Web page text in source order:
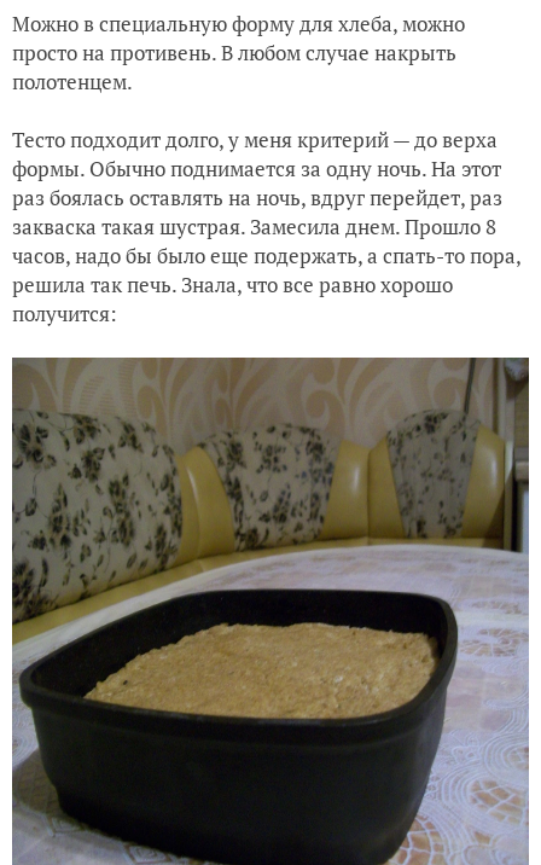
Можно в специальную форму для хлеба, можно
просто на противень. В любом случае накрыть
полотенцем.
Тесто подходит долго, у меня критерий — до верха
формы. Обычно поднимается за одну ночь. На этот
раз боялась оставлять на ночь, вдруг перейдет, раз
закваска такая шустрая. Замесила днем. Прошло 8
часов, надо бы было еще подержать, а спать-то пора,
решила так печь. Знала, что все равно хорошо
получится: